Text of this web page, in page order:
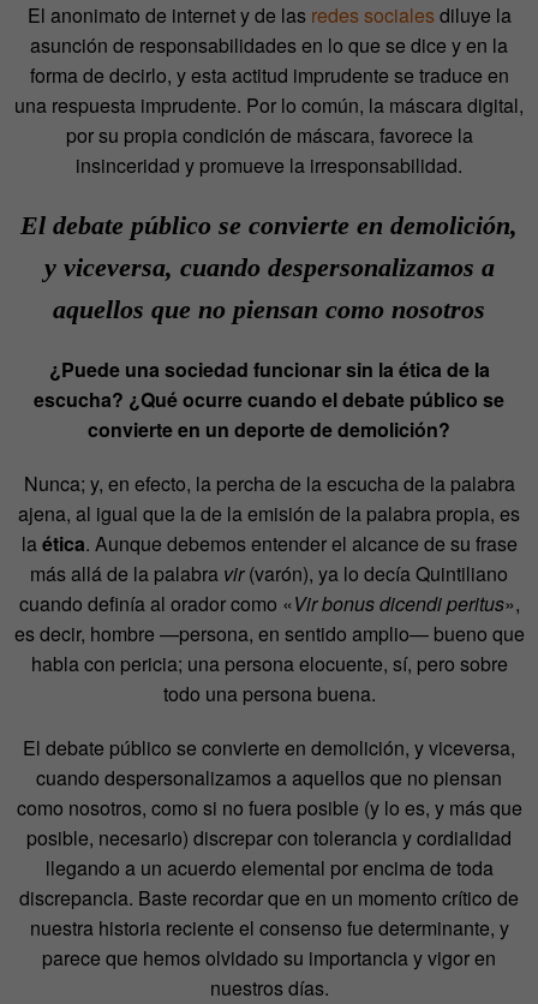
El anonimato de internet y de las redes socialesdiluye la
asunción de responsabilidades en lo que se dice y en la
forma de decirlo, y esta actitud imprudente se traduce en
una respuesta imprudente. Por lo común, la máscara digital,
por su propia condición de máscara, favorece la
insinceridad y promueve la irresponsabilidad.
El debate público se convierte en demolición,
y viceversa, cuando despersonalizamos a
aquellos que no piensan como nosotros
¿Puede una sociedad funcionar sin la ética de la
escucha? ¿Qué ocurre cuando el debate público se
convierte en un deporte de demolición?
Nunca; y, en efecto, la percha de la escucha de la palabra
ajena, al igual que la de la emisión de la palabra propia, es
laética. Aunque debemos entender el alcance de su frase
más allá de la palabra vir(varón), ya lo decía Quintiliano
cuando definía al orador como «Vir bonus dicendi peritus»,
es decir, hombre —persona, en sentido amplio— bueno que
habla con pericia; una persona elocuente, sí, pero sobre
todo una persona buena.
El debate público se convierte en demolición, y viceversa,
cuando despersonalizamos a aquellos que no piensan
como nosotros, como si no fuera posible (y lo es, y más que
posible, necesario) discrepar con tolerancia y cordialidad
llegando a un acuerdo elemental por encima de toda
discrepancia. Baste recordar que en un momento crítico de
nuestra historia reciente el consenso fue determinante, y
parece que hemos olvidado su importancia y vigor en
nuestros días.